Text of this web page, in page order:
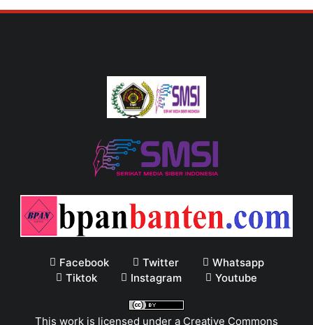
Facebook Twitter
Whatsapp
Tiktok
Instagram Youtube
This work is licensed under a Creative Commons